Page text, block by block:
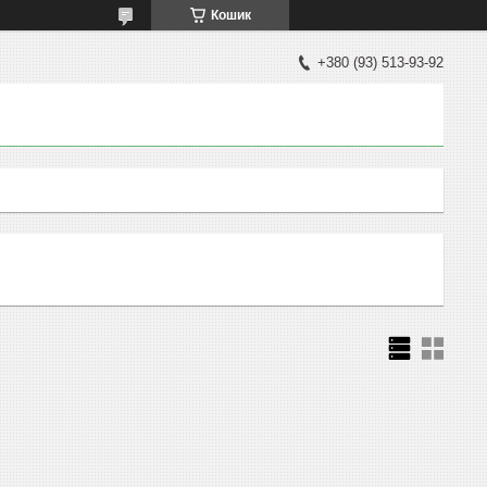
Кошик
+380 (93) 513-93-92